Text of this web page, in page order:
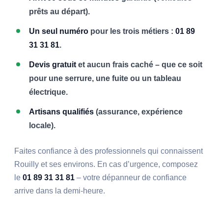
prêts au départ).
Un seul numéro pour les trois métiers :01 89
31 31 81.
Devis gratuitet aucun frais caché – que ce soit
pour une serrure, une fuite ou un tableau
électrique.
Artisans qualifiés (assurance, expérience
locale).
Faites confiance à des professionnels qui connaissent
Rouilly et ses environs. En cas d’urgence, composez
le01 89 31 31 81 – votre dépanneur de confiance
arrive dans la demi-heure.